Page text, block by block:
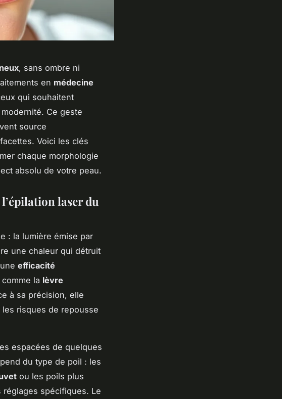
, sans ombre ni
en médecine
qui souhaitent
Ce geste
source
Voici les clés
chaque morphologie
absolu de votre peau.
laser du
: la lumière émise par
une chaleur qui détruit
efficacité
la lèvre
à sa précision, elle
risques de repousse
espacées de quelques
du type de poil : les
ou les poils plus
spécifiques. Le